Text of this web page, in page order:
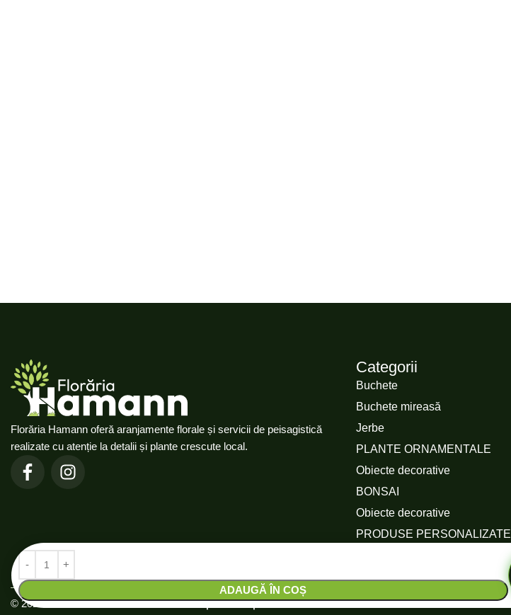
ADAUGĂ ÎN COȘ
Florăria Hamann oferă aranjamente florale și servicii de peisagistică
realizate cu atenție la detalii și plante crescute local.
Categorii
Buchete
Buchete mireasă
Jerbe
PLANTE ORNAMENTALE
Obiecte decorative
BONSAI
Obiecte decorative
PRODUSE PERSONALIZATE
© 2025 Florăria Hamann. Dezvoltat deObține Clienți
Politică de confidențialitateTermeni și condiții